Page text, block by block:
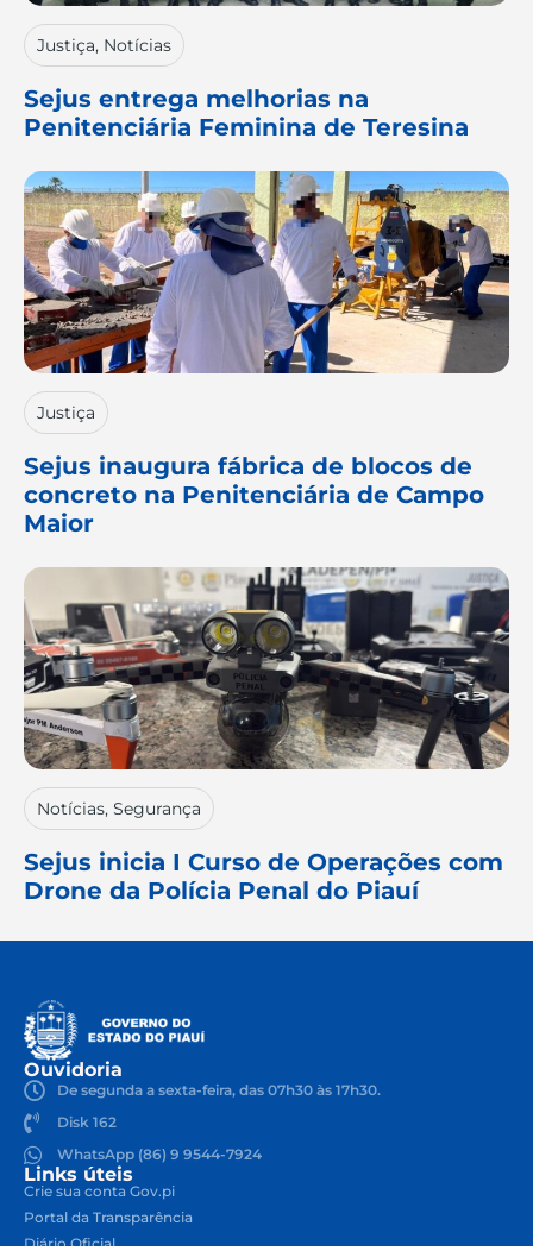
Justiça, Notícias
Sejus entrega melhorias na
Penitenciária Feminina de Teresina
Justiça
Sejus inaugura fábrica de blocos de
concreto na Penitenciária de Campo
Maior
Notícias, Segurança
Sejus inicia I Curso de Operações com
Drone da Polícia Penal do Piauí
Ouvidoria
De segunda a sexta-feira, das 07h30 às 17h30.
Disk 162
WhatsApp (86) 9 9544-7924
Links úteis
Crie sua conta Gov.pi
Portal da Transparência
Diário Oficial